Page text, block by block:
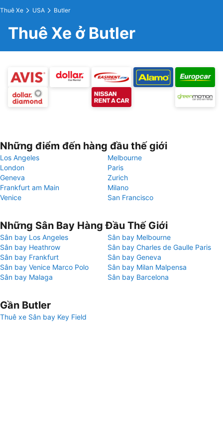
Thuê Xe USA Butler
Thuê Xe ở Butler
Những điểm đến hàng đầu thế giới
Los Angeles
Melbourne
London
Paris
Geneva
Zurich
Frankfurt am Main
Milano
Venice
San Francisco
Những Sân Bay Hàng Đầu Thế Giới
Sân bay Los Angeles
Sân bay Melbourne
Sân bay Heathrow
Sân bay Charles de Gaulle Paris
Sân bay Frankfurt
Sân bay Geneva
Sân bay Venice Marco Polo
Sân bay Milan Malpensa
Sân bay Malaga
Sân bay Barcelona
Gần Butler
Thuê xe Sân bay Key Field